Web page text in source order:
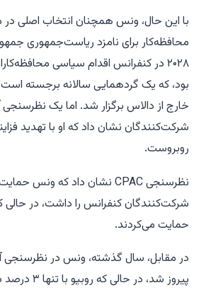
با این حال، ونس همچنان انتخاب اصلی در
محافظه‌کار برای نامزد ریاست‌جمهوری
بود، که یک گردهمایی سالانه برجسته
خارج از دالاس برگزار شد. اما یک نظرسنجی
شرکت‌کنندگان نشان داد که او با تهدید
روبروست.
حمایت می‌کردند.
پیروز شد، در